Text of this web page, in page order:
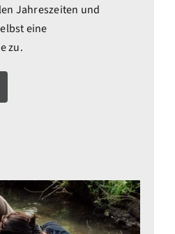
Jahreszeiten und
eine
zu.